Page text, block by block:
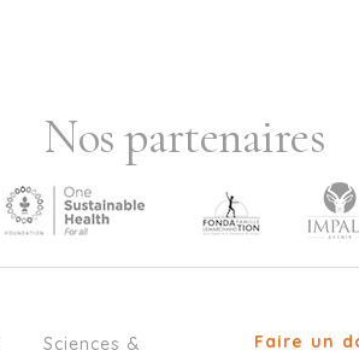
Nos partenaires
Sciences & Faire un